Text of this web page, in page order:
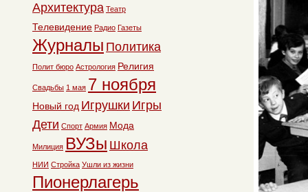
Архитектура Театр
Телевидение Радио Газеты
Журналы Политика
Полит бюро Астрология Религия
Свадьбы 1 мая 7 ноября
Новый год Игрушки Игры
Дети Спорт Армия Мода
Милиция ВУЗы Школа
НИИ Стройка Ушли из жизни
Пионерлагерь